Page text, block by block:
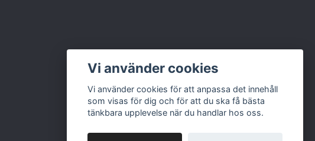
Vi använder cookies
Vi använder cookies för att anpassa det innehåll
som visas för dig och för att du ska få bästa
tänkbara upplevelse när du handlar hos oss.